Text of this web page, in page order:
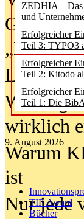
ZEDHIA – Das
und
Erfolgreicher
Teil 3: TYPO3
Erfolgreicher
Teil 2: Kitodo
Erfolgreicher
Teil 1: Die
9. August 2026
TIP Award
Bücher
„Library
Lesen
Wie
wirklich
Warum
ist
Nur jede